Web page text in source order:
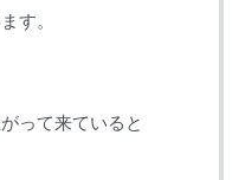
す。
って来ていると